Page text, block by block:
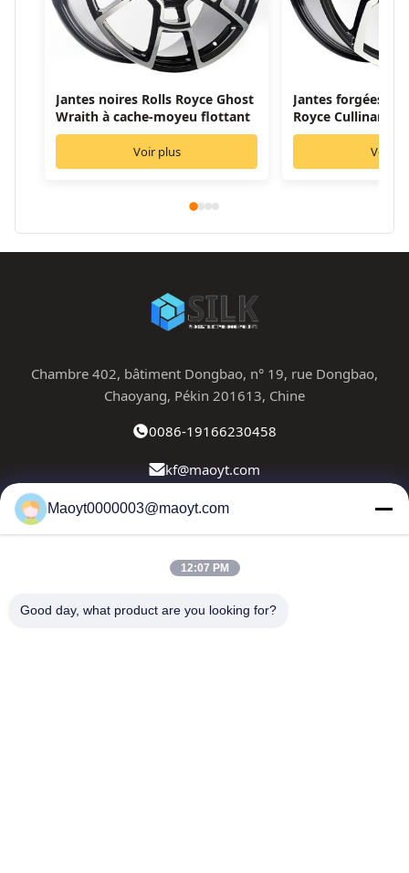
Jantes noires Rolls Royce Ghost
Wraith à cache-moyeu flottant
Voir plus
Jantes forgées en
Royce Cullinan
personnalisées
Voir
Chambre 402, bâtiment Dongbao, n° 19, rue Dongbao,
Chaoyang, Pékin 201613, Chine
0086-19166230458
kf@maoyt.com
À La MaisonÀ Propos De NousProduitsNous Contacter
Nouvelles
Maoyt0000003@maoyt.com
12:07 PM
Good day, what product are you looking for?